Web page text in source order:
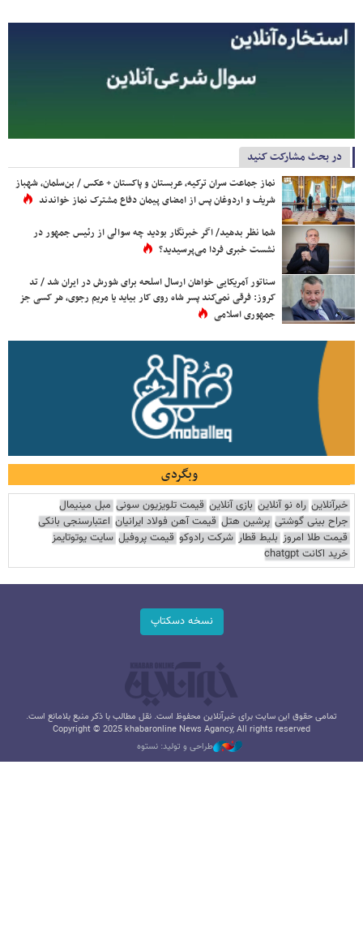
در بحث مشارکت کنید
نماز جماعت سران ترکیه، عربستان و پاکستان + عکس / بن‌سلمان، شهباز
شریف و اردوغان پس از امضای پیمان دفاع مشترک نماز خواندند
شما نظر بدهید/ اگر خبرنگار بودید چه سوالی از رئیس جمهور در
نشست خبری فردا می‌پرسیدید؟
سناتور آمریکایی خواهان ارسال اسلحه برای شورش در ایران شد / تد
کروز: فرقی نمی‌کند پسر شاه روی کار بیاید یا مریم رجوی، هر کسی جز
جمهوری اسلامی
وبگردی
خبرآنلاین راه نو آنلاین بازی آنلاین قیمت تلویزیون سونی مبل مینیمال
جراح بینی گوشتی پرشین هتل قیمت آهن فولاد ایرانیان اعتبارسنجی بانکی
قیمت طلا امروز بلیط قطار شرکت رادوکو قیمت پروفیل سایت یوتوتایمز
خرید اکانت chatgpt
نسخه دسکتاپ
تمامی حقوق این سایت برای خبرآنلاین محفوظ است. نقل مطالب با ذکر منبع بلامانع است.
Copyright © 2025 khabaronline News Agancy, All rights reserved
طراحی و تولید: نستوه